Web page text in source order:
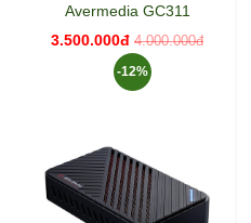
Avermedia GC311
3.500.000đ 4.000.000đ
-12%